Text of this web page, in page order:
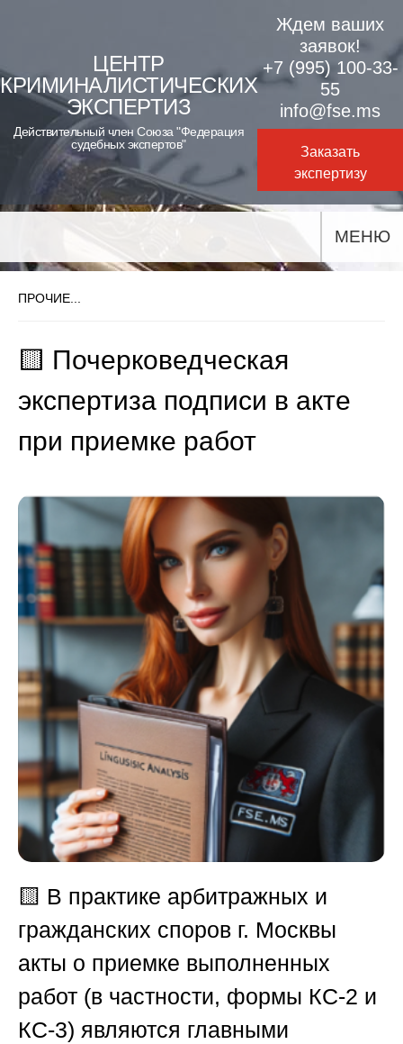
content
ЦЕНТР
КРИМИНАЛИСТИЧЕСКИХ
ЭКСПЕРТИЗ
Действительный член Союза "Федерация
судебных экспертов"
Ждем ваших
заявок!
+7 (995) 100-33-
55
info@fse.ms
Заказать
экспертизу
МЕНЮ
ПРОЧИЕ...
🟨 Почерковедческая
экспертиза подписи в акте
при приемке работ
🟨 В практике арбитражных и
гражданских споров г. Москвы
акты о приемке выполненных
работ (в частности, формы КС-2 и
КС-3) являются главными